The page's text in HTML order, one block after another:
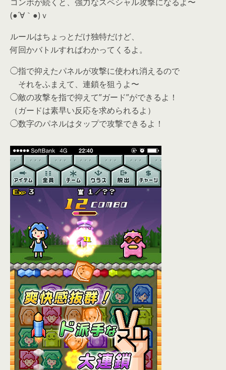
(●´∀｀●)ｖ
ルールはちょっとだけ独特だけど、
何回かバトルすればわかってくるよ。
◯指で抑えたパネルが攻撃に使われ消えるので
それをふまえて、連鎖を狙うよ〜
◯敵の攻撃を指で抑えて”ガード”ができるよ！
（ガードは素早い反応を求められるよ）
◯数字のパネルはタップで攻撃できるよ！